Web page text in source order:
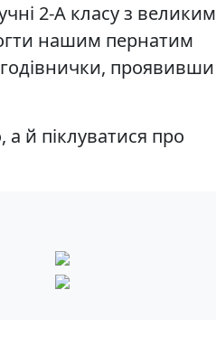
2-А класу з великим
нашим пернатим
проявивши
й піклуватися про